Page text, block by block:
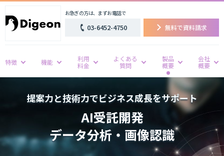
特徴 機能
利用
料金
よくある
質問
製品
概要
会社
概要
お急ぎの方は、まずお電話で
03-6452-4750 無料で資料請求
提案力と技術力でビジネス成長をサポート
AI受託開発
データ分析・画像認識